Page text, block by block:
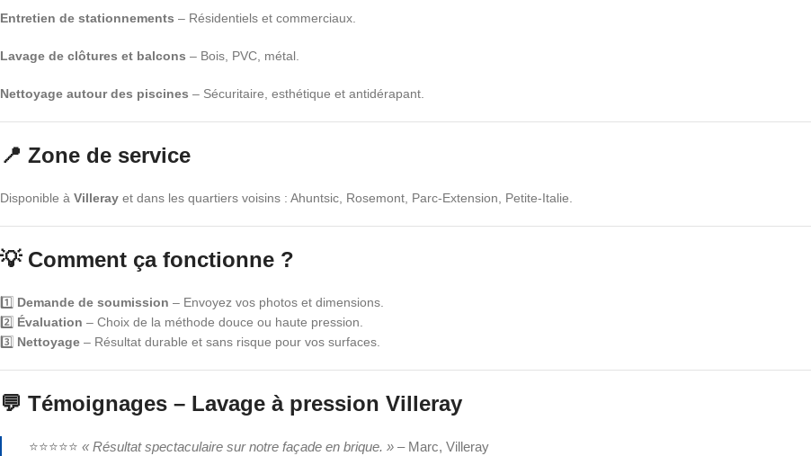
Entretien de stationnements – Résidentiels et commerciaux.
Lavage de clôtures et balcons – Bois, PVC, métal.
Nettoyage autour des piscines – Sécuritaire, esthétique et antidérapant.
📍 Zone de service
Disponible à Villeray et dans les quartiers voisins : Ahuntsic, Rosemont, Parc-Extension, Petite-Italie.
💡 Comment ça fonctionne ?
1️⃣ Demande de soumission – Envoyez vos photos et dimensions.
2️⃣ Évaluation – Choix de la méthode douce ou haute pression.
3️⃣ Nettoyage – Résultat durable et sans risque pour vos surfaces.
💬 Témoignages – Lavage à pression Villeray
⭐⭐⭐⭐⭐ « Résultat spectaculaire sur notre façade en brique. » – Marc, Villeray